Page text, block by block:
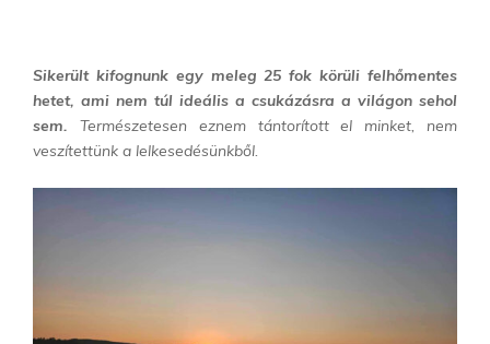
Sikerült kifognunk egy meleg 25 fok körüli felhőmentes
hetet, ami nem túl ideális a csukázásra a világon sehol
sem. Természetesen eznem tántorított el minket, nem
veszítettünk a lelkesedésünkből.